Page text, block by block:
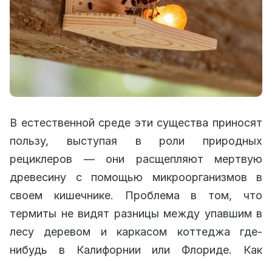
В естественной среде эти существа приносят
пользу, выступая в роли природных
рециклеров — они расщепляют мертвую
древесину с помощью микроорганизмов в
своем кишечнике. Проблема в том, что
термиты не видят разницы между упавшим в
лесу деревом и каркасом коттеджа где-
нибудь в Калифорнии или Флориде. Как